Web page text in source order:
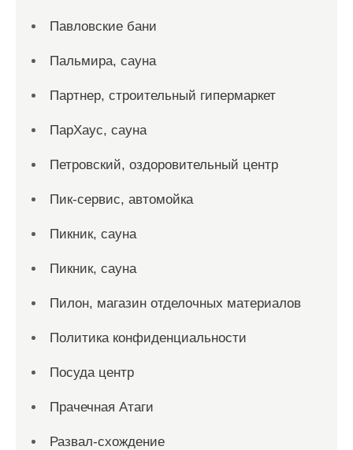
Павловские бани
Пальмира, сауна
Партнер, строительный гипермаркет
ПарХаус, сауна
Петровский, оздоровительный центр
Пик-сервис, автомойка
Пикник, сауна
Пикник, сауна
Пилон, магазин отделочных материалов
Политика конфиденциальности
Посуда центр
Прачечная Атаги
Развал-схождение